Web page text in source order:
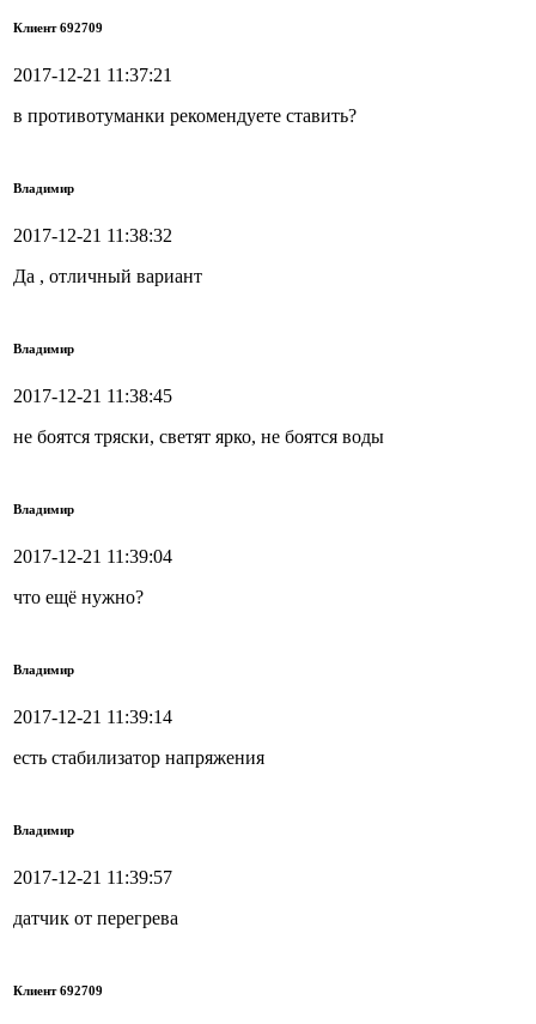
Клиент 692709
2017-12-21 11:37:21
в противотуманки рекомендуете ставить?
Владимир
2017-12-21 11:38:32
Да , отличный вариант
Владимир
2017-12-21 11:38:45
не боятся тряски, светят ярко, не боятся воды
Владимир
2017-12-21 11:39:04
что ещё нужно?
Владимир
2017-12-21 11:39:14
есть стабилизатор напряжения
Владимир
2017-12-21 11:39:57
датчик от перегрева
Клиент 692709